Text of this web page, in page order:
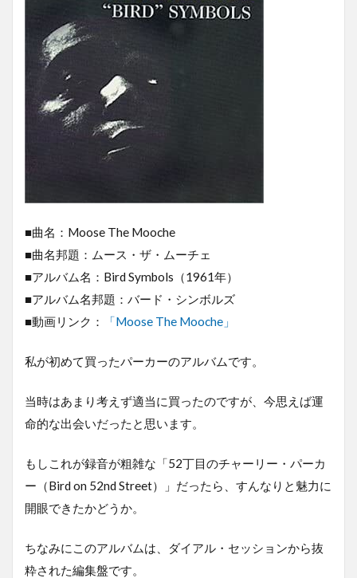
■曲名：Moose The Mooche
■曲名邦題：ムース・ザ・ムーチェ
■アルバム名：Bird Symbols（1961年）
■アルバム名邦題：バード・シンボルズ
■動画リンク：
「Moose The Mooche」
私が初めて買ったパーカーのアルバムです。
当時はあまり考えず適当に買ったのですが、今思えば運
命的な出会いだったと思います。
もしこれが録音が粗雑な「52丁目のチャーリー・パーカ
ー（Bird on 52nd Street）」だったら、すんなりと魅力に
開眼できたかどうか。
ちなみにこのアルバムは、ダイアル・セッションから抜
粋された編集盤です。